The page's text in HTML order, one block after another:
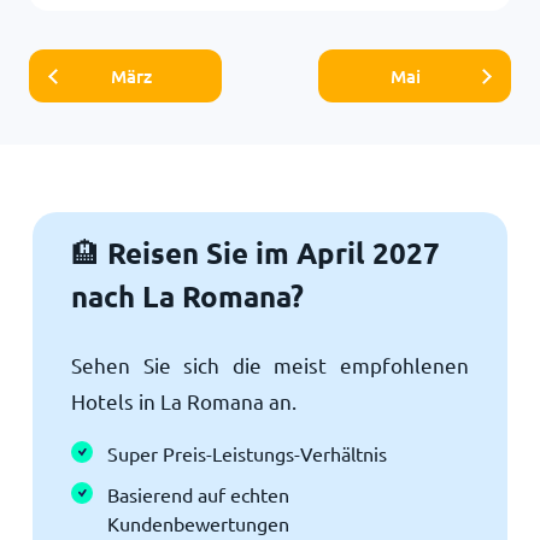
März Mai
🏨 Reisen Sie im April 2027
nach La Romana?
Sehen Sie sich die meist empfohlenen
Hotels in La Romana an.
Super Preis-Leistungs-Verhältnis
Basierend auf echten
Kundenbewertungen